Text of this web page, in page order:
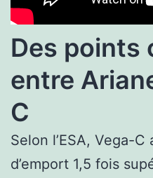
Des points
entre
C
Selon l’ESA, Vega-
d’emport 1,5 fois